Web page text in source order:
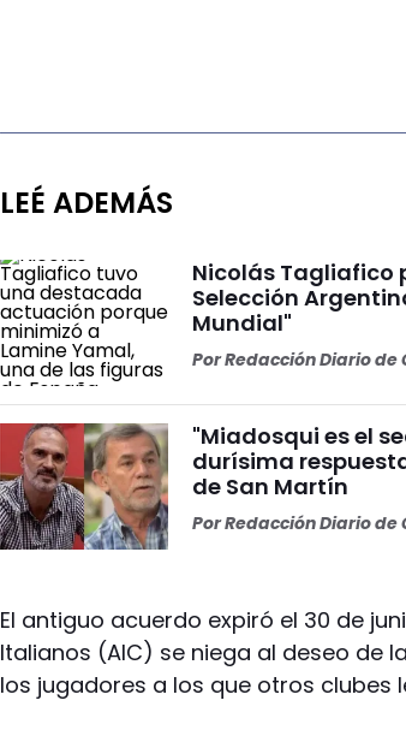
LEÉ ADEMÁS
Nicolás Tagliafico
Selección
Mundial"
PorRedacción Diario de
"Miadosqui es el
durísima
de San Martín
PorRedacción Diario de
El antiguo acuerdo expiró el 30 de
Italianos (AIC) se niega al deseo de
los jugadores a los que otros clubes